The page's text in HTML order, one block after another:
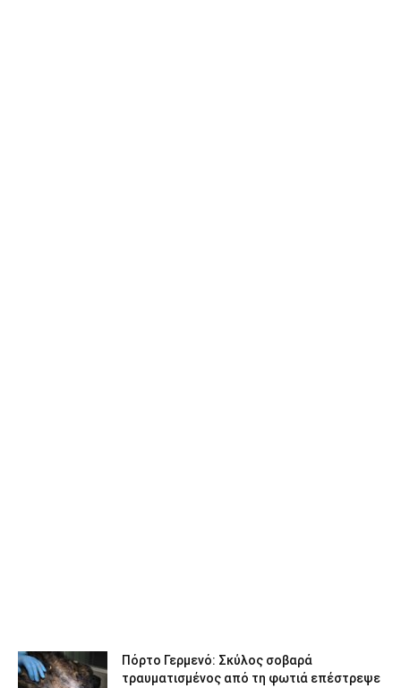
Πόρτο Γερμενό: Σκύλος σοβαρά
τραυματισμένος από τη φωτιά επέστρεψε